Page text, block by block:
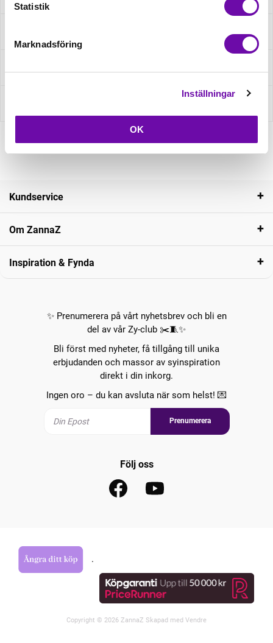
Statistik
Marknadsföring
Inställningar
OK
Kundservice
Om ZannaZ
Inspiration & Fynda
✨ Prenumerera på vårt nyhetsbrev och bli en
del av vår Zy-club ✂️🧵✨
Bli först med nyheter, få tillgång till unika
erbjudanden och massor av syinspiration
direkt i din inkorg.
Ingen oro – du kan avsluta när som helst! 💌
Prenumerera
Följ oss
.
Copyright © 2026 ZannaZ Skapad med Vendre